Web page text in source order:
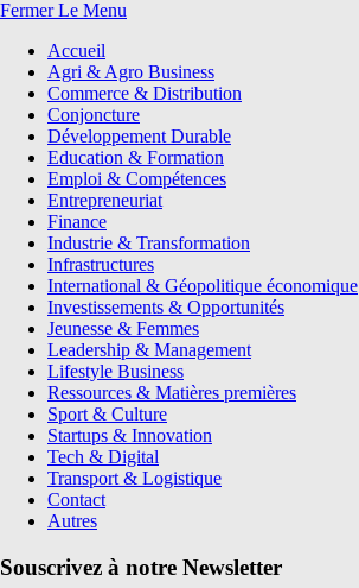
Fermer Le Menu
Accueil
Agri & Agro Business
Commerce & Distribution
Conjoncture
Développement Durable
Education & Formation
Emploi & Compétences
Entrepreneuriat
Finance
Industrie & Transformation
Infrastructures
International & Géopolitique économique
Investissements & Opportunités
Jeunesse & Femmes
Leadership & Management
Lifestyle Business
Ressources & Matières premières
Sport & Culture
Startups & Innovation
Tech & Digital
Transport & Logistique
Contact
Autres
Souscrivez à notre Newsletter